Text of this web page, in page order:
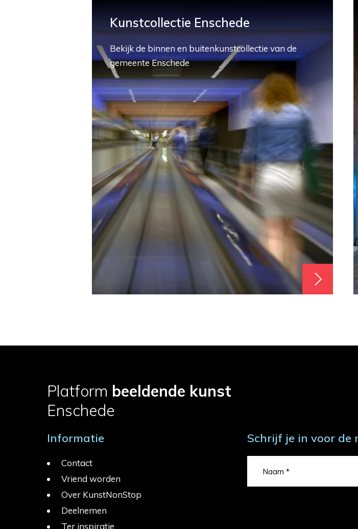
Kunstcollectie Enschede
Bekijk de binnen en buitenkunstcollectie van de
gemeente Enschede
Platform beeldende kunst
Enschede
Informatie
Contact
Vriend worden
Over KunstNonStop
Deelnemen
Ter inspiratie
Schrijf je in voor de